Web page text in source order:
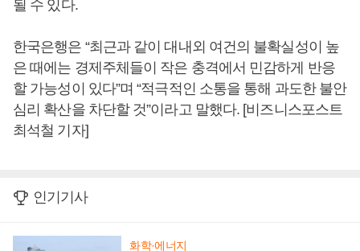
될 수 있다.
한국은행은 “최근과 같이 대내외 여건의 불확실성이 높
은 때에는 경제주체들이 작은 충격에서 민감하게 반응
할 가능성이 있다”며 “적극적인 소통을 통해 과도한 불안
심리 확산을 차단할 것”이라고 말했다. [비즈니스포스트
최석철 기자]
인기기사
화학·에너지